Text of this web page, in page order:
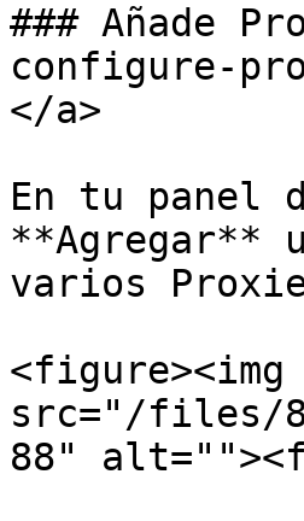
### Añade
configure-
</a>
En tu panel
**Agregar**
varios
<figure><img
src="/files/
88"